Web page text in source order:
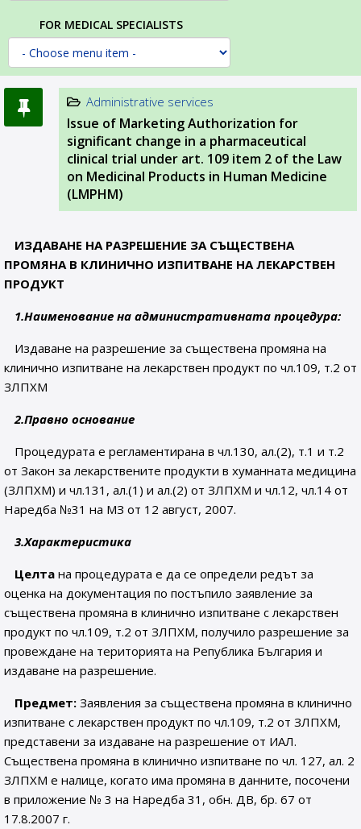
FOR MEDICAL SPECIALISTS
Administrative services
Issue of Marketing Authorization for
significant change in a pharmaceutical
clinical trial under art. 109 item 2 of the Law
on Medicinal Products in Human Medicine
(LMPHM)
ИЗДАВАНЕ НА РАЗРЕШЕНИЕ ЗА СЪЩЕСТВЕНА
ПРОМЯНА В КЛИНИЧНО ИЗПИТВАНЕ НА ЛЕКАРСТВЕН
ПРОДУКТ
1.Наименование на административната процедура:
Издаване на разрешение за съществена промяна на
клинично изпитване на лекарствен продукт по чл.109, т.2 от
ЗЛПХМ
2.Правно основание
Процедурата е регламентирана в чл.130, ал.(2), т.1 и т.2
от Закон за лекарствените продукти в хуманната медицина
(ЗЛПХМ) и чл.131, ал.(1) и ал.(2) от ЗЛПХМ и чл.12, чл.14 от
Наредба №31 на МЗ от 12 август, 2007.
3.Характеристика
Целта на процедурата е да се определи редът за
оценка на документация по постъпило заявление за
съществена промяна в клинично изпитване с лекарствен
продукт по чл.109, т.2 от ЗЛПХМ, получило разрешение за
провеждане на територията на Република България и
издаване на разрешение.
Предмет: Заявления за съществена промяна в клинично
изпитване с лекарствен продукт по чл.109, т.2 от ЗЛПХМ,
представени за издаване на разрешение от ИАЛ.
Съществена промяна в клинично изпитване по чл. 127, ал. 2
ЗЛПХМ е налице, когато има промяна в данните, посочени
в приложение № 3 на Наредба 31, обн. ДВ, бр. 67 от
17.8.2007 г.